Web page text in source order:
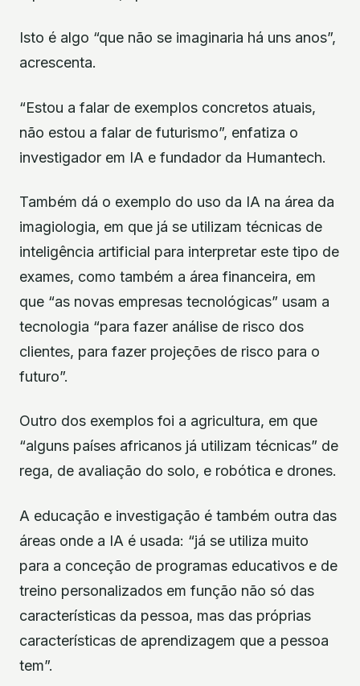
Isto é algo “que não se imaginaria há uns anos”,
acrescenta.
“Estou a falar de exemplos concretos atuais,
não estou a falar de futurismo”, enfatiza o
investigador em IA e fundador da Humantech.
Também dá o exemplo do uso da IA na área da
imagiologia, em que já se utilizam técnicas de
inteligência artificial para interpretar este tipo de
exames, como também a área financeira, em
que “as novas empresas tecnológicas” usam a
tecnologia “para fazer análise de risco dos
clientes, para fazer projeções de risco para o
futuro”.
Outro dos exemplos foi a agricultura, em que
“alguns países africanos já utilizam técnicas” de
rega, de avaliação do solo, e robótica e drones.
A educação e investigação é também outra das
áreas onde a IA é usada: “já se utiliza muito
para a conceção de programas educativos e de
treino personalizados em função não só das
características da pessoa, mas das próprias
características de aprendizagem que a pessoa
tem”.